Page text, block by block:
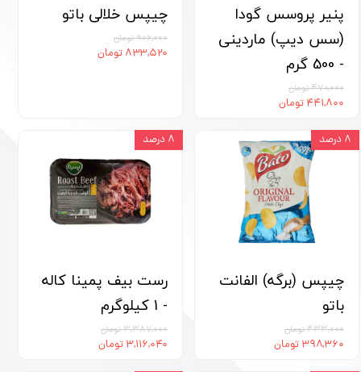
پنیر پروسس گودا
(سس دیپ) ماردینی
- 500 گرم
۴۷۰,۰۰۰ تومان
۴۴۱,۸۰۰ تومان
چیپس خلالی باتو
۹۰۶,۰۰۰ تومان
۸۳۳,۵۲۰ تومان
چیپس (برگه) الفانت
باتو
۴۳۳,۰۰۰ تومان
۳۹۸,۳۶۰ تومان
۸ درصد
رست بیف پمینا کاله
- 1 کیلوگرم
۳,۳۸۷,۰۰۰ تومان
۳,۱۱۶,۰۴۰ تومان
۸ درصد